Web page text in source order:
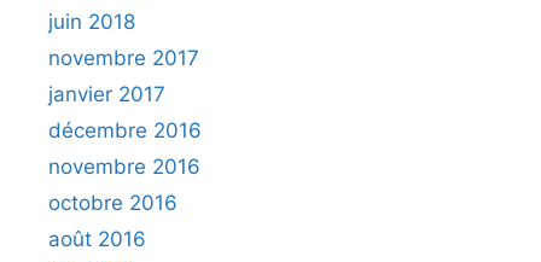
juin 2018
novembre 2017
janvier 2017
décembre 2016
novembre 2016
octobre 2016
août 2016